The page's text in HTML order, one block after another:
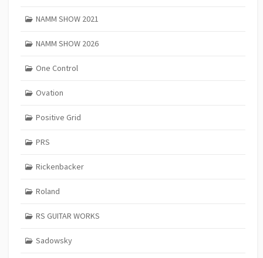
NAMM SHOW 2021
NAMM SHOW 2026
One Control
Ovation
Positive Grid
PRS
Rickenbacker
Roland
RS GUITAR WORKS
Sadowsky